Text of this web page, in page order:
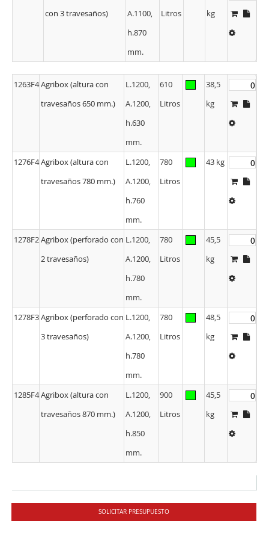
con 3 travesaños)
A.1100,
h.870
mm.
Litros
kg
1263F4Agribox (altura con
travesaños 650 mm.)
L.1200,
A.1200,
h.630
mm.
610
Litros
38,5
kg
1276F4Agribox (altura con
travesaños 780 mm.)
L.1200,
A.1200,
h.760
mm.
780
Litros
43 kg
1278F2Agribox (perforado con
2 travesaños)
L.1200,
A.1200,
h.780
mm.
780
Litros
45,5
kg
1278F3Agribox (perforado con
3 travesaños)
L.1200,
A.1200,
h.780
mm.
780
Litros
48,5
kg
1285F4Agribox (altura con
travesaños 870 mm.)
L.1200,
A.1200,
h.850
mm.
900
Litros
45,5
kg
SOLICITAR PRESUPUESTO